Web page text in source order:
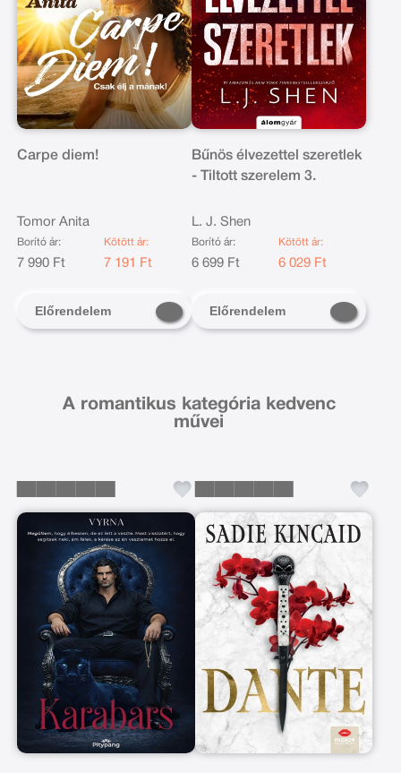
Carpe diem!
Tomor Anita
Borító ár:
7 990 Ft
Kötött ár:
7 191 Ft
Előrendelem
Bűnös élvezettel szeretlek
- Tiltott szerelem 3.
L. J. Shen
Borító ár:
6 699 Ft
Kötött ár:
6 029 Ft
Előrendelem
A romantikus kategória kedvenc
művei